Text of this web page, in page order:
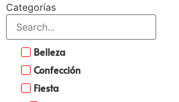
Categorías
Belleza
Confección
Fiesta